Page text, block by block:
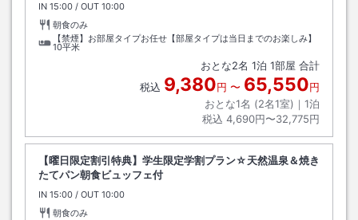
IN チェックイン
15:00 / OUT チェックアウト
10:00
朝食のみ
【禁煙】お部屋タイプお任せ【部屋タイプは当日までのお楽しみ】
10平米
おとな2名 1泊 1部屋 合計
税込 9,380円 〜 65,550円
おとな1名 (2名1室)｜ 1泊
税込 4,690円〜32,775円
【曜日限定割引特典】学生限定学割プラン☆天然温泉＆焼き
たてパン朝食ビュッフェ付
IN チェックイン
15:00 / OUT チェックアウト
10:00
朝食のみ